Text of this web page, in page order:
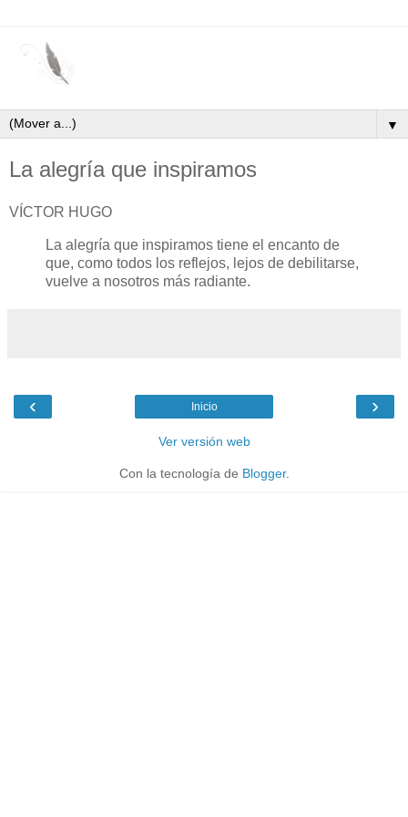
▼
La alegría que inspiramos
VÍCTOR HUGO
La alegría que inspiramos tiene el encanto de
que, como todos los reflejos, lejos de debilitarse,
vuelve a nosotros más radiante.
‹ ›
Inicio
Ver versión web
Con la tecnología de Blogger.